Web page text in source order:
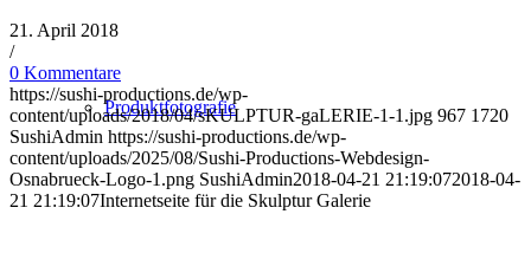
Produktfotografie
21. April 2018
/
0 Kommentare
https://sushi-productions.de/wp-
content/uploads/2018/04/sKULPTUR-gaLERIE-1-1.jpg 967 1720
SushiAdmin https://sushi-productions.de/wp-
content/uploads/2025/08/Sushi-Productions-Webdesign-
Osnabrueck-Logo-1.png SushiAdmin2018-04-21 21:19:072018-04-
21 21:19:07Internetseite für die Skulptur Galerie